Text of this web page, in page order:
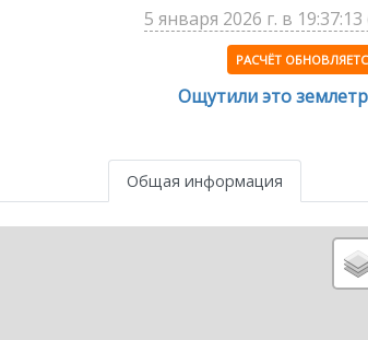
5 января 2026 г. в
РАСЧЁТ
Ощутили это
Общая информация